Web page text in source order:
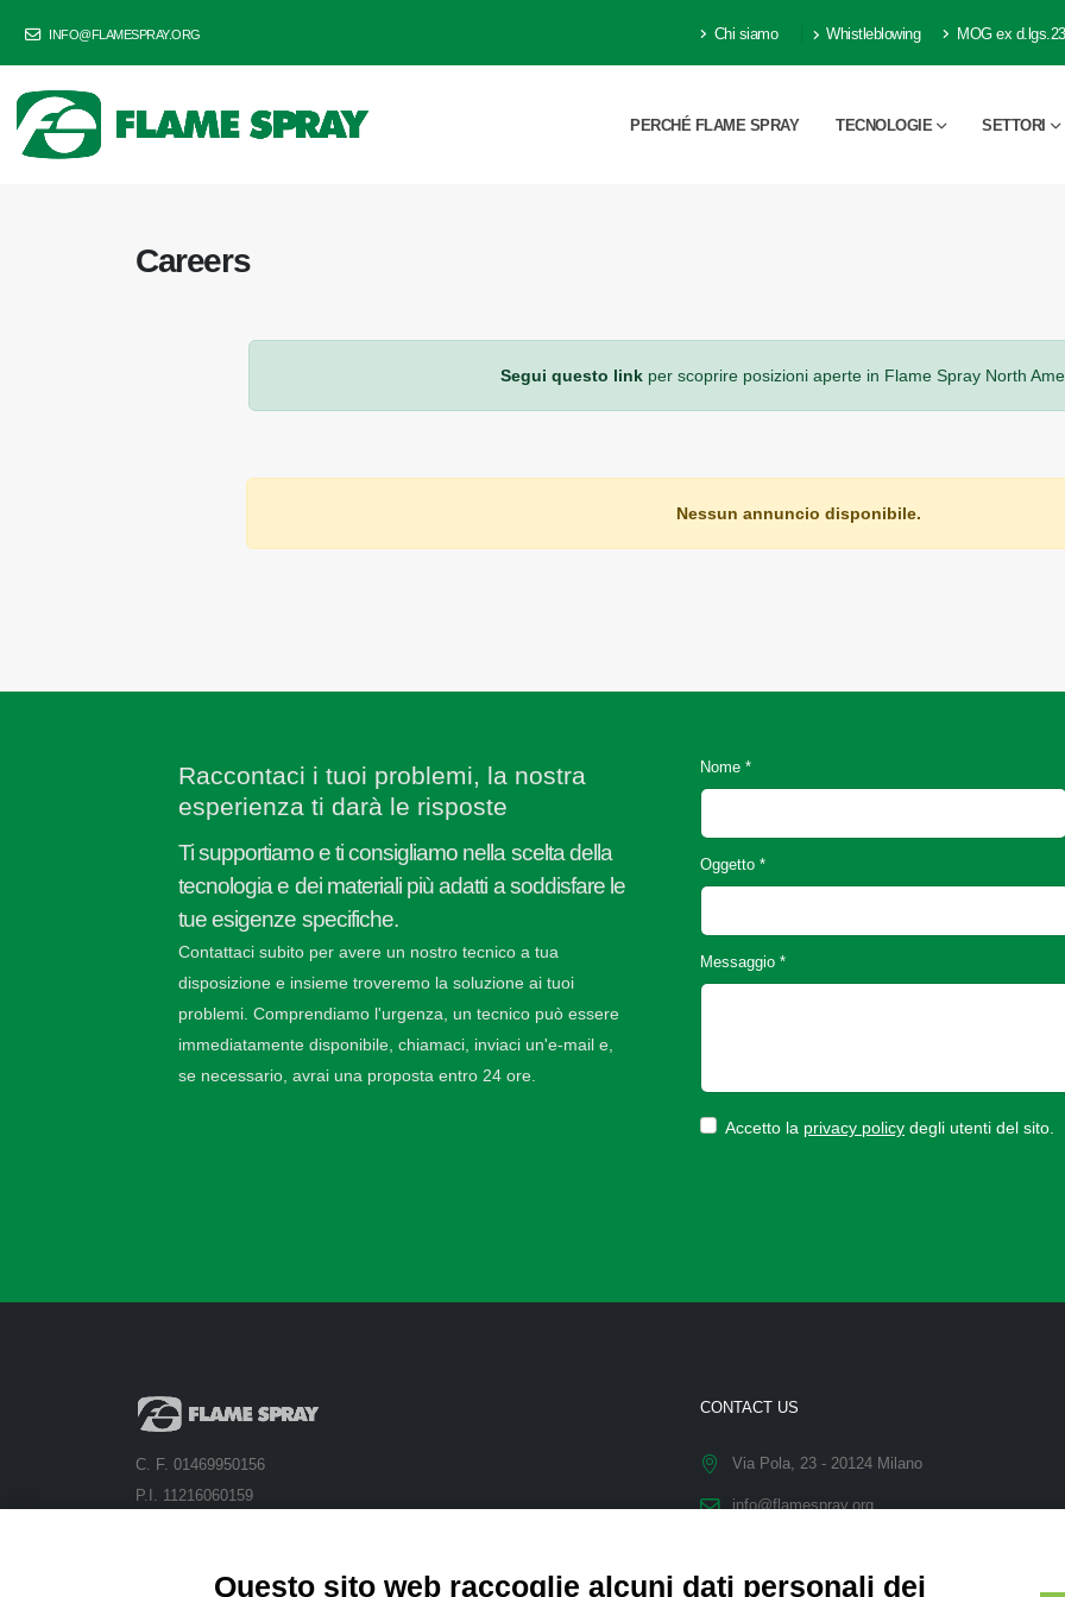
INFO@FLAMESPRAY.ORG Chi siamo Whistleblowing MOG ex
PERCHÉ FLAME SPRAY TECNOLOGIE SETTORI
Careers
Segui questo link per scoprire posizioni aperte in Flame Spray North
Nessun annuncio disponibile.
Raccontaci i tuoi problemi, la nostra
esperienza ti darà le risposte
Ti supportiamo e ti consigliamo nella scelta della
tecnologia e dei materiali più adatti a soddisfare le
tue esigenze specifiche.
Contattaci subito per avere un nostro tecnico a tua
disposizione e insieme troveremo la soluzione ai tuoi
problemi. Comprendiamo l'urgenza, un tecnico può essere
immediatamente disponibile, chiamaci, inviaci un'e-mail e,
se necessario, avrai una proposta entro 24 ore.
Nome *
Oggetto *
Messaggio *
Accetto la privacy policy degli utenti del sito.
C. F. 01469950156
P.I. 11216060159
CONTACT US
Via Pola, 23 - 20124 Milano
info@flamespray.org
Questo sito web raccoglie alcuni dati personali dei